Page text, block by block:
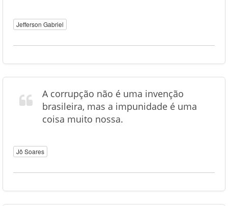
Jefferson Gabriel
A corrupção não é uma invenção
brasileira, mas a impunidade é uma
coisa muito nossa.
Jô Soares